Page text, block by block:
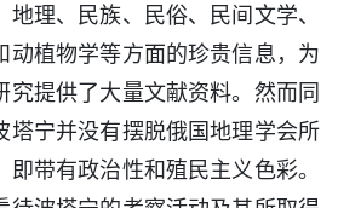
地理、民族、民俗、民间文学、
动植物学等方面的珍贵信息，为
究提供了大量文献资料。然而同
塔宁并没有摆脱俄国地理学会所
带有政治性和殖民主义色彩。